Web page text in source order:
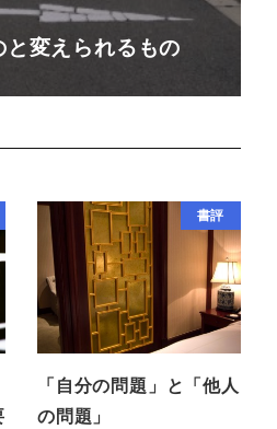
変えられるもの
書評
「自分の問題」と「他人
の問題」